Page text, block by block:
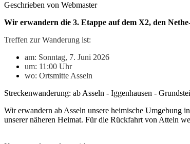
Geschrieben von Webmaster
Wir erwandern die 3. Etappe auf dem X2, den
Treffen zur Wanderung ist:
am: Sonntag, 7. Juni 2026
um: 11:00 Uhr
wo: Ortsmitte Asseln
Streckenwanderung: ab Asseln - Iggenhausen -
Wir erwandern ab Asseln unsere heimische Umgebung
unserer näheren Heimat. Für die Rückfahrt von Atteln